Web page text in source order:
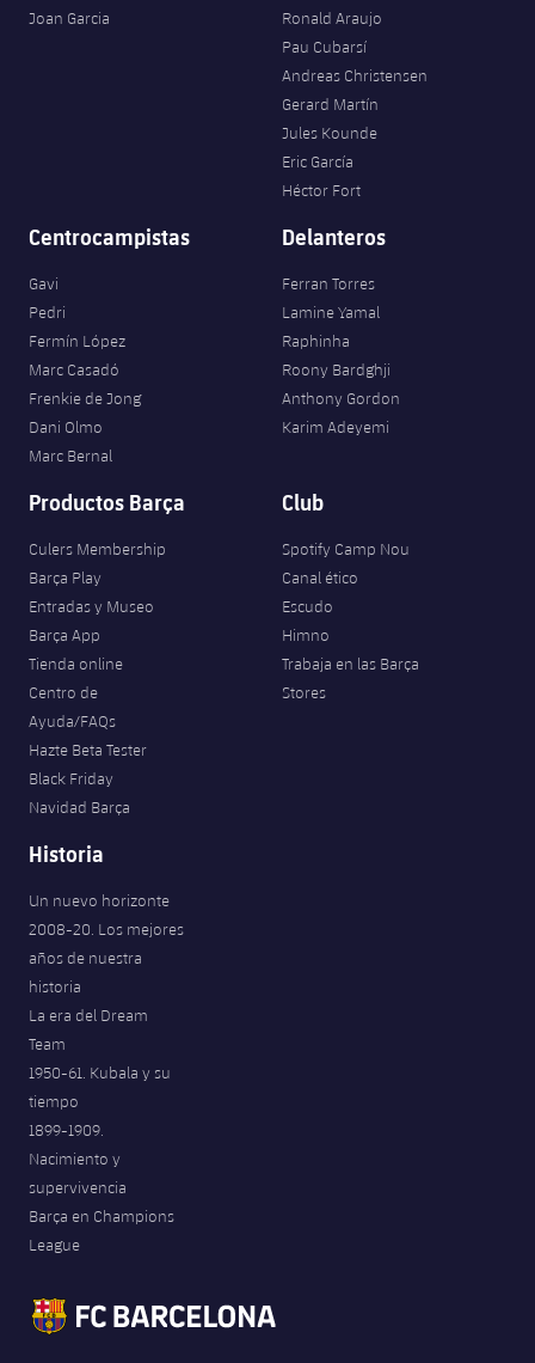
Joan Garcia
Ronald Araujo
Pau Cubarsí
Andreas Christensen
Gerard Martín
Jules Kounde
Eric García
Héctor Fort
Centrocampistas
Gavi
Pedri
Fermín López
Marc Casadó
Frenkie de Jong
Dani Olmo
Marc Bernal
Delanteros
Ferran Torres
Lamine Yamal
Raphinha
Roony Bardghji
Anthony Gordon
Karim Adeyemi
Productos Barça
Culers Membership
Barça Play
Entradas y Museo
Barça App
Tienda online
Centro de
Ayuda/FAQs
Hazte Beta Tester
Black Friday
Navidad Barça
Club
Spotify Camp Nou
Canal ético
Escudo
Himno
Trabaja en las Barça
Stores
Historia
Un nuevo horizonte
2008-20. Los mejores
años de nuestra
historia
La era del Dream
Team
1950-61. Kubala y su
tiempo
1899-1909.
Nacimiento y
supervivencia
Barça en Champions
League